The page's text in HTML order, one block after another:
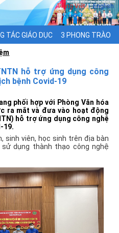
Tiếng Việt|English
TÁC GIÁO DỤC 3 PHONG TRÀO
hỗ trợ ứng dụng công
bệnh Covid-19
phối hợp với Phòng Văn hóa
ra mắt và đưa vào hoạt động
hỗ trợ ứng dụng công nghệ
19.
sinh viên, học sinh trên địa bàn
dụng thành thạo công nghệ